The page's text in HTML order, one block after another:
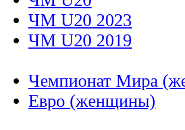
ЧМ U20 2023
ЧМ U20 2019
Чемпионат Мира
Евро (женщины)